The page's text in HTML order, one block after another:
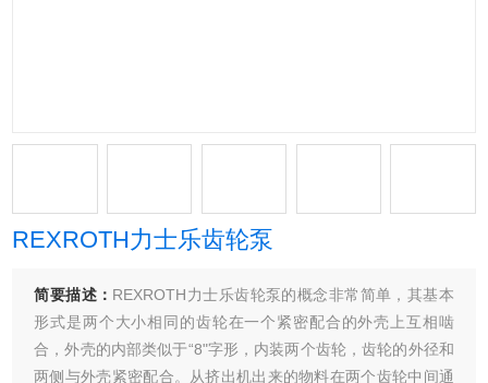
REXROTH力士乐齿轮泵
简要描述： REXROTH力士乐齿轮泵的概念非常简单，其基本
形式是两个大小相同的齿轮在一个紧密配合的外壳上互相啮
合，外壳的内部类似于“8"字形，内装两个齿轮，齿轮的外径和
两侧与外壳紧密配合。从挤出机出来的物料在两个齿轮中间通